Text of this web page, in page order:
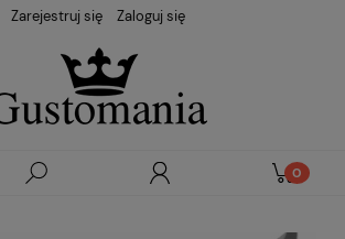
Zarejestruj się Zaloguj się